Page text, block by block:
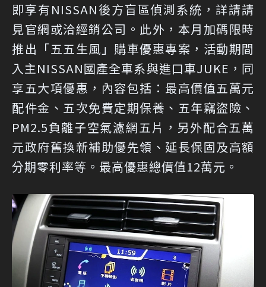
即享有NISSAN後方盲區偵測系統，詳請請
見官網或洽經銷公司。此外，本月加碼限時
推出「五五生風」購車優惠專案，活動期間
入主NISSAN國產全車系與進口車JUKE，同
享五大項優惠，內容包括：最高價值五萬元
配件金、五次免費定期保養、五年竊盜險、
PM2.5負離子空氣濾網五片，另外配合五萬
元政府舊換新補助優先領、延長保固及高額
分期零利率等。最高優惠總價值12萬元。